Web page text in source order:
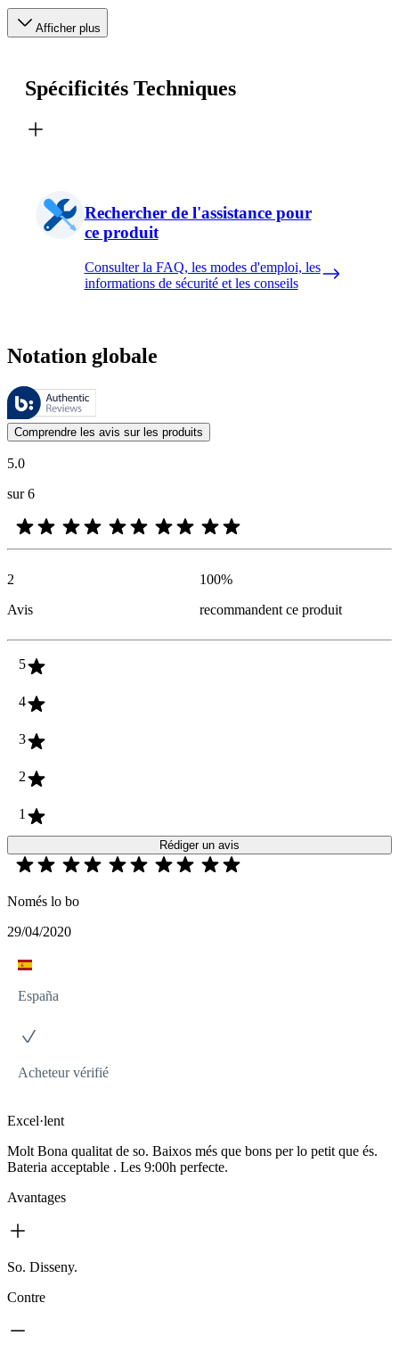
Afficher plus
Spécificités Techniques
Rechercher de l'assistance pour
ce produit
Consulter la FAQ, les modes d'emploi, les
informations de sécurité et les conseils
Notation globale
Ces évaluations sont gérées par Bazaarvoice et sont conformes à la
Les avis des clients exprimés sous forme d'évaluations de produits
Comprendre les avis sur les produits
5.0
sur 6
2
Avis
100%
recommandent ce produit
5
4
3
2
1
Rédiger un avis
Només lo bo
29/04/2020
España
Acheteur vérifié
Excel·lent
Molt Bona qualitat de so. Baixos més que bons per lo petit que és.
Bateria acceptable . Les 9:00h perfecte.
Avantages
So. Disseny.
Contre